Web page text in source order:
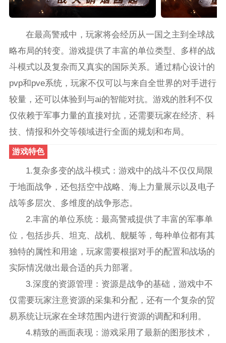
在最高警戒中，玩家将会经历从一国之主到全球战
略布局的转变。游戏提供了丰富的单位类型、多样的战
斗模式以及复杂而又真实的国际关系。通过精心设计的
pvp和pve系统，玩家不仅可以与来自全世界的对手进行
较量，还可以体验到与ai的智能对抗。游戏的胜利不仅
仅依赖于军事力量的直接对抗，还需要玩家在经济、科
技、情报和外交等领域进行全面的规划和布局。
游戏特色
1.复杂多变的战斗模式：游戏中的战斗不仅仅局限
于地面战争，还包括空中战略、海上力量展示以及电子
战等多层次、多维度的战争形态。
2.丰富的单位系统：最高警戒提供了丰富的军事单
位，包括步兵、坦克、战机、舰艇等，每种单位都有其
独特的属性和用途，玩家需要根据对手的配置和战场的
实际情况做出最合适的兵力部署。
3.深度的资源管理：资源是战争的基础，游戏中不
仅需要玩家注意资源的采集和分配，还有一个复杂的贸
易系统让玩家在全球范围内进行资源的调配和利用。
4.精致的画面表现：游戏采用了最新的图形技术，